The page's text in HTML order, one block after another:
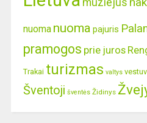
nuoma nuoma pajuris
pramogos prie juros
Trakai turizmas valtys
Šventoji šventės Židinys